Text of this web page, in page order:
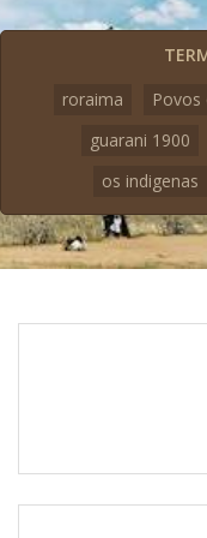
roraima
Povos
guarani 1900
os indigenas